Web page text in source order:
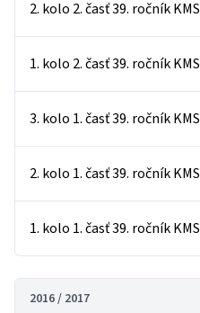
2. kolo 2. časť 39. ročník KMS
1. kolo 2. časť 39. ročník KMS
3. kolo 1. časť 39. ročník KMS
2. kolo 1. časť 39. ročník KMS
1. kolo 1. časť 39. ročník KMS
2016 / 2017